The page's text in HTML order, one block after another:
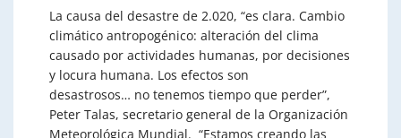
La causa del desastre de 2.020, “es clara. Cambio
climático antropogénico: alteración del clima
causado por actividades humanas, por decisiones
y locura humana. Los efectos son
desastrosos… no tenemos tiempo que perder”,
Peter Talas, secretario general de la Organización
Meteorológica Mundial. “Estamos creando las